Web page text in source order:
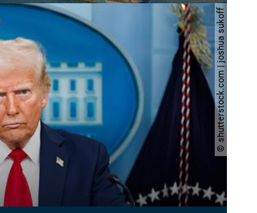
© shutterstock.com | joshua sukoff